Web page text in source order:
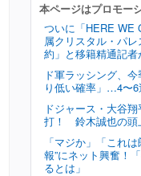
本ページはプロモー
ついに「HERE WE
属クリスタル・パ
約」と移籍精通記者
ド軍ラッシング、
り低い確率」…4〜
ドジャース・大谷
打！ 鈴木誠也の頭
「マジか」「これ
報”にネット興奮！
るとは」